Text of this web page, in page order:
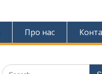
Про нас
Search